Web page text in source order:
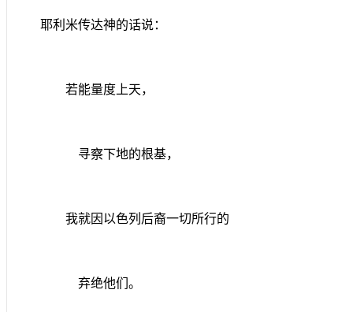
耶利米传达神的话说：
若能量度上天，
寻察下地的根基，
我就因以色列后裔一切所行的
弃绝他们。